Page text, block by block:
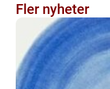
Fler nyheter